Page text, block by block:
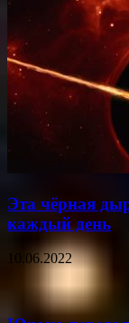
Эта чёрная
каждый день
10.06.2022